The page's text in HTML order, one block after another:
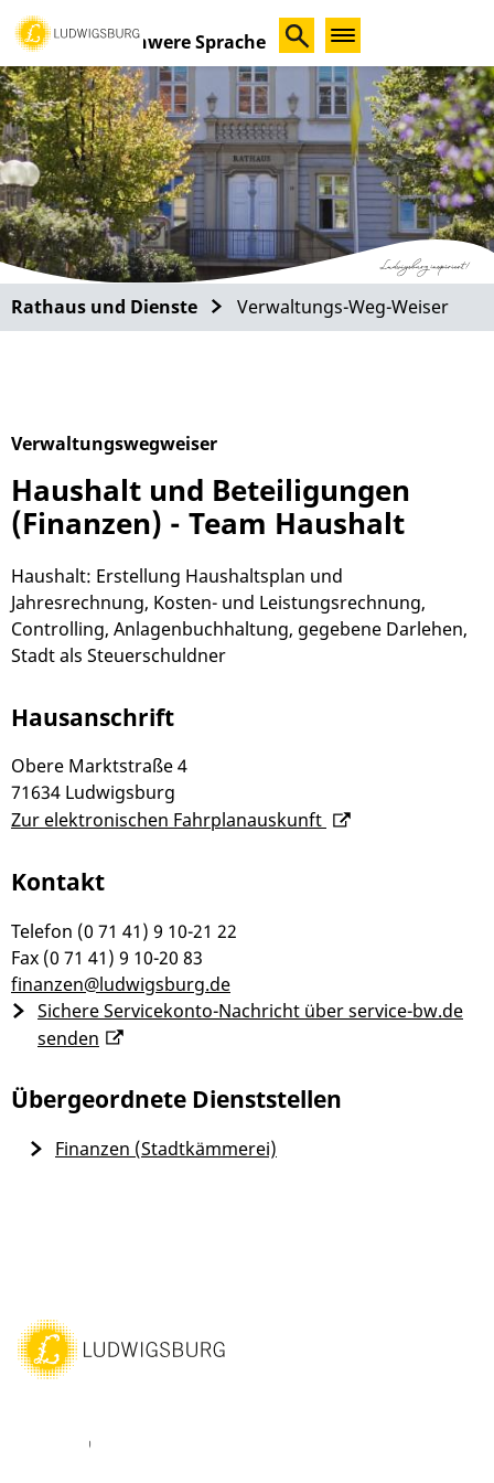
Schwere Sprache
Rathaus und Dienste Verwaltungs-Weg-Weiser
Verwaltungswegweiser
Haushalt und Beteiligungen
(Finanzen) - Team Haushalt
Haushalt: Erstellung Haushaltsplan und
Jahresrechnung, Kosten- und Leistungsrechnung,
Controlling, Anlagenbuchhaltung, gegebene Darlehen,
Stadt als Steuerschuldner
Hausanschrift
Obere Marktstraße 4
71634 Ludwigsburg
Zur elektronischen Fahrplanauskunft
Kontakt
Telefon (0 71 41) 9 10-21 22
Fax (0 71 41) 9 10-20 83
finanzen@ludwigsburg.de
Sichere Servicekonto-Nachricht über service-bw.de
senden
Übergeordnete Dienststellen
Finanzen (Stadtkämmerei)
Youtube